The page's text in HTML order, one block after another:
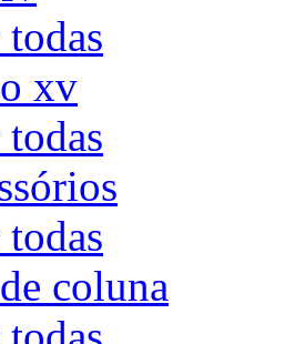
xv
coluna